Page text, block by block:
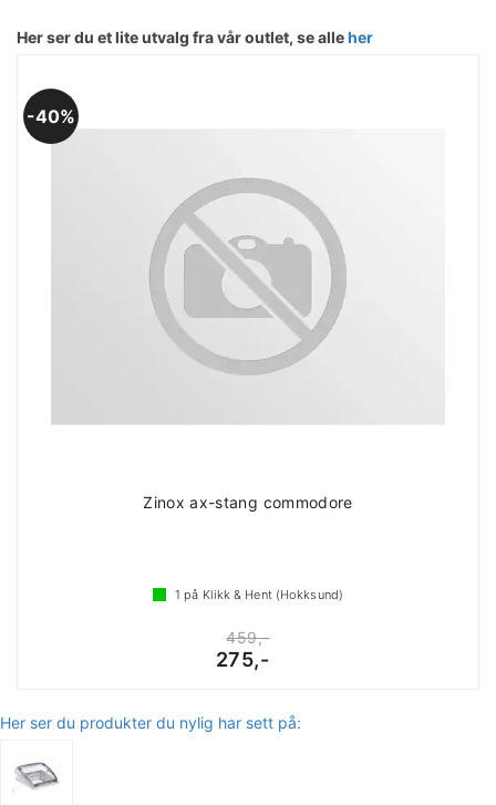
Her ser du et lite utvalg fra vår outlet, se alleher
40%
Zinox ax-stang commodore
1 på Klikk & Hent (Hokksund)
459,-
275,-
Her ser du produkter du nylig har sett på: